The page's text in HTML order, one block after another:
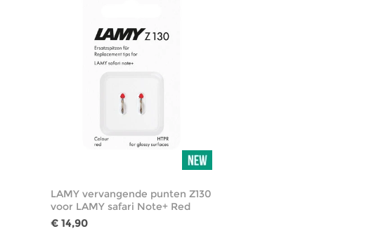
LAMY vervangende punten Z130
voor LAMY safari Note+ Red
€ 14,90